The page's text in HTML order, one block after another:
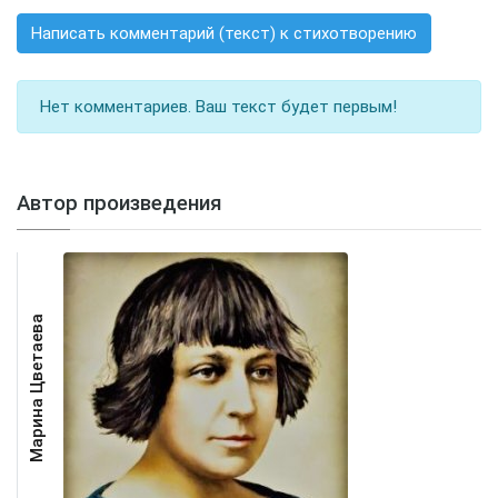
Написать комментарий (текст) к стихотворению
Нет комментариев. Ваш текст будет первым!
Автор произведения
Марина Цветаева